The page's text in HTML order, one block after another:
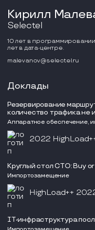
Кирилл
Selectel
10 лет в
лет в дата-центре.
malevanov@selectel.ru
Доклады
Резервирование
количество трафика не
Аппаратное обеспечение,
2022
Круглый стол СТО: Buy
Импортозамещение
HighLoad++
IT-инфраструктура